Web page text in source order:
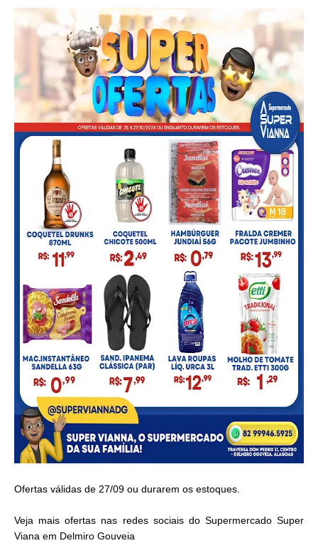
Ofertas válidas de 27/09 ou durarem os estoques.
Veja mais ofertas nas redes sociais do Supermercado Super
Viana em Delmiro Gouveia